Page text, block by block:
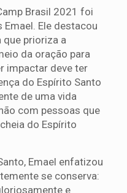
Brasil 2021 foi
Ele destacou
que prioriza a
da oração para
impactar deve ter
do Espírito Santo
de uma vida
com pessoas que
do Espírito
Emael enfatizou
se conserva:
e